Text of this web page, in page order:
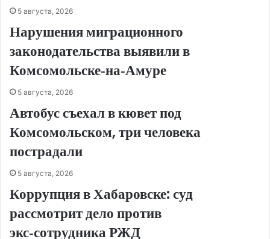
5 августа, 2026
Нарушения миграционного
законодательства выявили в
Комсомольске‑на‑Амуре
5 августа, 2026
Автобус съехал в кювет под
Комсомольском, три человека
пострадали
5 августа, 2026
Коррупция в Хабаровске: суд
рассмотрит дело против
экс‑сотрудника РЖД